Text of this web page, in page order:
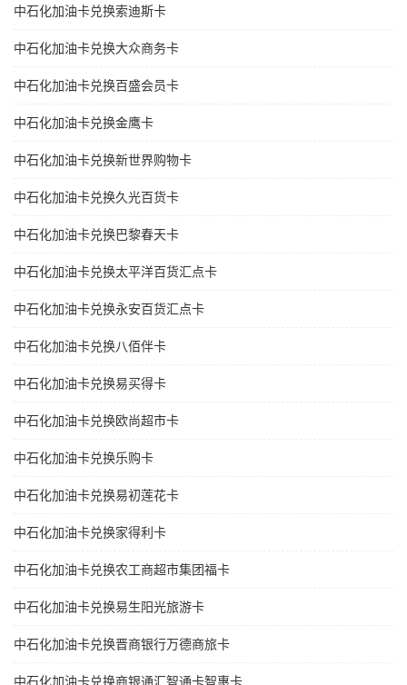
中石化加油卡兑换索迪斯卡
中石化加油卡兑换大众商务卡
中石化加油卡兑换百盛会员卡
中石化加油卡兑换金鹰卡
中石化加油卡兑换新世界购物卡
中石化加油卡兑换久光百货卡
中石化加油卡兑换巴黎春天卡
中石化加油卡兑换太平洋百货汇点卡
中石化加油卡兑换永安百货汇点卡
中石化加油卡兑换八佰伴卡
中石化加油卡兑换易买得卡
中石化加油卡兑换欧尚超市卡
中石化加油卡兑换乐购卡
中石化加油卡兑换易初莲花卡
中石化加油卡兑换家得利卡
中石化加油卡兑换农工商超市集团福卡
中石化加油卡兑换易生阳光旅游卡
中石化加油卡兑换晋商银行万德商旅卡
中石化加油卡兑换商银通汇智通卡智惠卡